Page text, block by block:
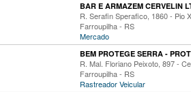
BAR E ARMAZEM CERVELIN
R. Serafin Sperafico, 1860 - Pio X
Farroupilha - RS
Mercado
BEM PROTEGE SERRA -
R. Mal. Floriano Peixoto, 897 -
Farroupilha - RS
Rastreador Veicular